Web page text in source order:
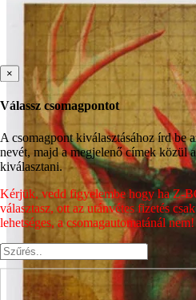
×
Válassz csomagpontot
A csomagpont kiválasztásához írd be
nevét, majd a megjelenő címek közül
kiválasztani.
Kérjük, vedd figyelembe hogy ha Z-
választasz, ott az utánvétes fizetés
lehetséges, a csomagautomatánál nem!